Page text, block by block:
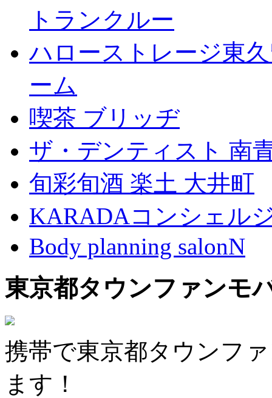
トランクルー
ハローストレージ東
ーム
喫茶 ブリッヂ
ザ・デンティスト 南
旬彩旬酒 楽土 大井町
KARADAコンシェル
Body planning salonN
東京都タウンファンモ
携帯で東京都タウンフ
ます！